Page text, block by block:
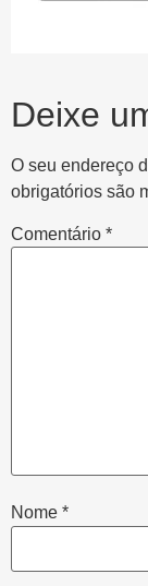
Deixe
O seu endereço
obrigatórios são
Comentário *
Nome *